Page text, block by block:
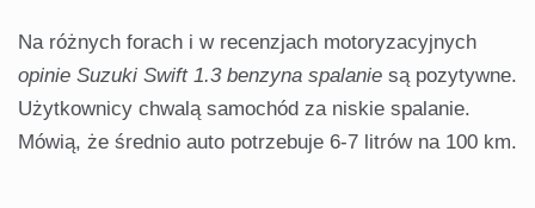
Na różnych forach i w recenzjach motoryzacyjnych
opinie Suzuki Swift 1.3 benzyna spalanie są pozytywne.
Użytkownicy chwalą samochód za niskie spalanie.
Mówią, że średnio auto potrzebuje 6-7 litrów na 100 km.